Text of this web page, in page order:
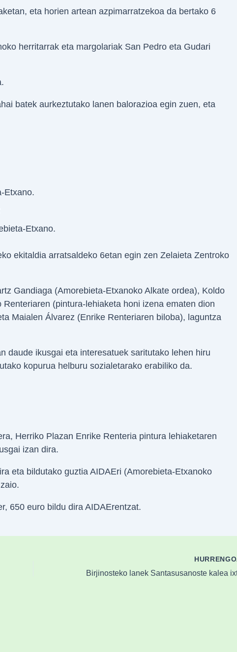
eta horien artean azpimarratzekoa da bertako 6
herritarrak eta margolariak San Pedro eta Gudari
batek aurkeztutako lanen balorazioa egin zuen, eta
Etxano.
Etxano.
ekitaldia arratsaldeko 6etan egin zen Zelaieta Zentroko
Gandiaga (Amorebieta-Etxanoko Alkate ordea), Koldo
(pintura-lehiaketa honi izena ematen dion
Maialen Álvarez (Enrike Renteriaren biloba), laguntza
daude ikusgai eta interesatuek saritutako lehen hiru
kopurua helburu sozialetarako erabiliko da.
Herriko Plazan Enrike Renteria pintura lehiaketaren
izan dira.
eta bildutako guztia AIDAEri (Amorebieta-Etxanoko
650 euro bildu dira AIDAErentzat.